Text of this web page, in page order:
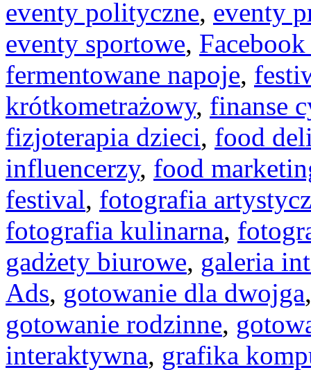
eventy polityczne, eventy
eventy sportowe,
fermentowane napoje,
krótkometrażowy, finanse
fizjoterapia dzieci, food
influencerzy, food
festival, fotografia
fotografia kulinarna,
gadżety biurowe, galeria
Ads, gotowanie dla dwojga
gotowanie rodzinne,
interaktywna, grafika